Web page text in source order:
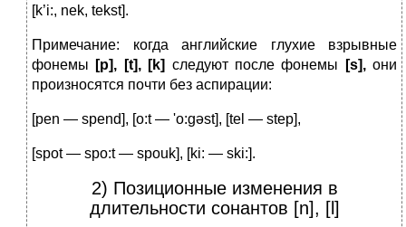
[k’i:, nek, tekst].
Примечание: когда английские глухие взрывные
фонемы
[р], [t], [k] следуют после фонемы [s],они
произносятся почти без ас­пирации:
[реn — spend], [o:t — 'o:gəst], [tel — step],
[spot — spo:t — spouk], [ki: — ski:].
2) Позиционные изменения в
длительности сонантов [n], [l]